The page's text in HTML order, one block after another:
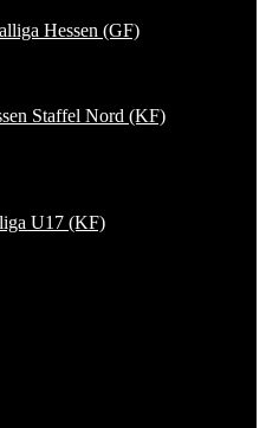
Hessen (GF)
Staffel Nord (KF)
U17 (KF)